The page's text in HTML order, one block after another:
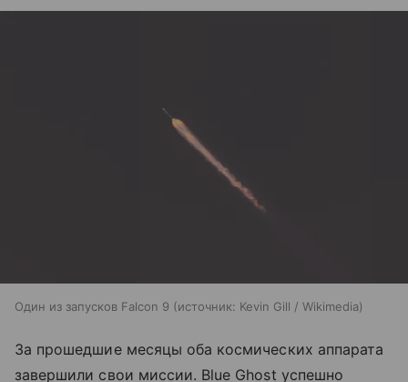
Один из запусков Falcon 9 источник: Kevin Gill / Wikimedia
За прошедшие месяцы оба космических аппарата
завершили свои миссии. Blue Ghost успешно